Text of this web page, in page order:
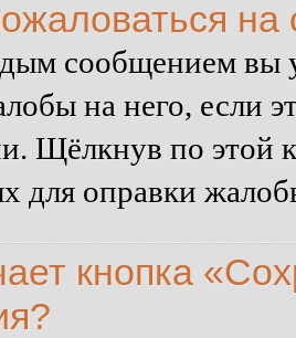
сообщением вы
на него, если
Щёлкнув по этой
для оправки
кнопка